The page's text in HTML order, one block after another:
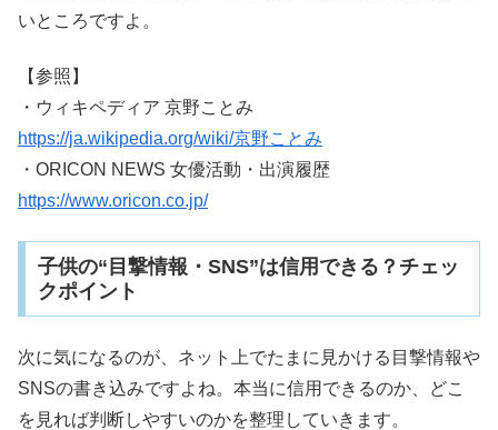
いところですよ。
【参照】
・ウィキペディア 京野ことみ
https://ja.wikipedia.org/wiki/京野ことみ
・ORICON NEWS 女優活動・出演履歴
https://www.oricon.co.jp/
子供の“目撃情報・SNS”は信用できる？チェッ
クポイント
次に気になるのが、ネット上でたまに見かける目撃情報や
SNSの書き込みですよね。本当に信用できるのか、どこ
を見れば判断しやすいのかを整理していきます。